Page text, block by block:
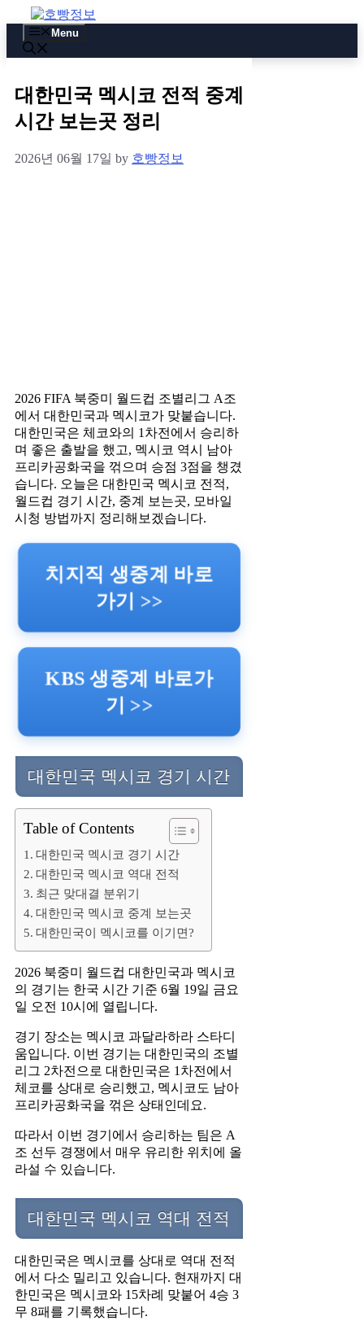
to
content
Menu
대한민국 멕시코 전적 중계
시간 보는곳 정리
2026년 06월 17일 by 호빵정보
2026 FIFA 북중미 월드컵 조별리그 A조
에서 대한민국과 멕시코가 맞붙습니다.
대한민국은 체코와의 1차전에서 승리하
며 좋은 출발을 했고, 멕시코 역시 남아
프리카공화국을 꺾으며 승점 3점을 챙겼
습니다. 오늘은 대한민국 멕시코 전적,
월드컵 경기 시간, 중계 보는곳, 모바일
시청 방법까지 정리해보겠습니다.
치지직 생중계 바로
가기 >>
KBS 생중계 바로가
기 >>
대한민국 멕시코 경기 시간
Table of Contents
대한민국 멕시코 경기 시간
대한민국 멕시코 역대 전적
최근 맞대결 분위기
대한민국 멕시코 중계 보는곳
대한민국이 멕시코를 이기면?
2026 북중미 월드컵 대한민국과 멕시코
의 경기는 한국 시간 기준 6월 19일 금요
일 오전 10시에 열립니다.
경기 장소는 멕시코 과달라하라 스타디
움입니다. 이번 경기는 대한민국의 조별
리그 2차전으로 대한민국은 1차전에서
체코를 상대로 승리했고, 멕시코도 남아
프리카공화국을 꺾은 상태인데요.
따라서 이번 경기에서 승리하는 팀은 A
조 선두 경쟁에서 매우 유리한 위치에 올
라설 수 있습니다.
대한민국 멕시코 역대 전적
대한민국은 멕시코를 상대로 역대 전적
에서 다소 밀리고 있습니다. 현재까지 대
한민국은 멕시코와 15차례 맞붙어 4승 3
무 8패를 기록했습니다.